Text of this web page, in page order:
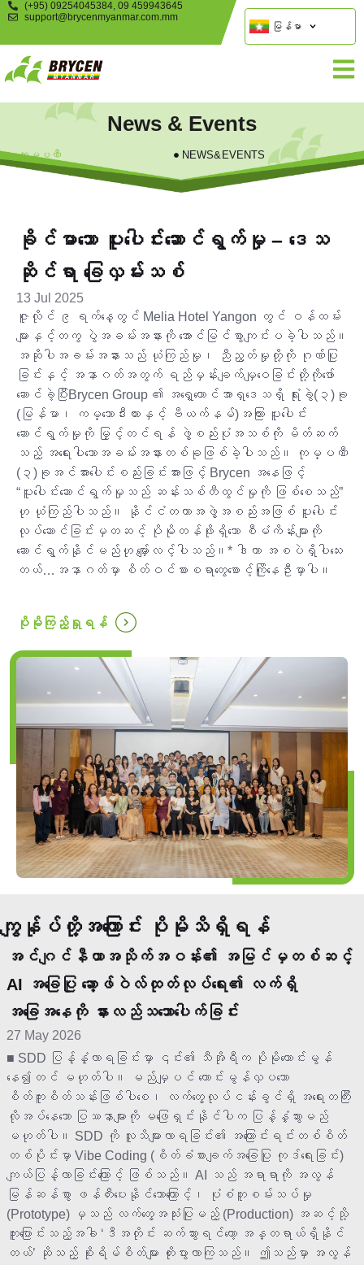
(+95) 09254045384, 09 459943645
support@brycenmyanmar.com.mm
မြန်မာ
News & Events
ကုမ္ပဏီ NEWS&EVENTS
ခိုင်မာသော ပူးပေါင်းဆောင်ရွက်မှု – ဒေသ
ဆိုင်ရာ ခြေလှမ်းသစ်
13 Jul 2025
ဇူလိုင် ၉ ရက်နေ့တွင် Melia Hotel Yangon တွင် ဝန်ထမ်း
များနှင့်တကွ ပွဲအခမ်းအနားကို အောင်မြင်စွာကျင်းပခဲ့ပါသည်။
အဆိုပါအခမ်းအနားသည် ယုံကြည်မှု၊ ညီညွတ်မှုတို့ကို ဂုဏ်ပြု
ခြင်းနှင့် အနာဂတ်အတွက် ရည်မှန်းချက်မျှဝေခြင်းတို့ကိုဖော်
ဆောင်ခဲ့ပြီးBrycen Group ၏ အရှေ့တောင်အာရှဒေသရှိ ရုံးခွဲ(၃)ခု
(မြန်မာ၊ ကမ္ဘောဒီးယားနှင့် ဗီယက်နမ်)အကြား ပူးပေါင်း
ဆောင်ရွက်မှုကို မြှင့်တင်ရန် ဖွဲ့စည်းပုံအသစ်ကို မိတ်ဆက်
သည့် အရေးပါသောအခမ်းအနားတစ်ခုဖြစ်ခဲ့ပါသည်။ ကုမ္ပဏီ
(၃)ခုအင်အားပေါင်းစည်းခြင်းအားဖြင့် Brycen အနေဖြင့်
“ပူးပေါင်းဆောင်ရွက်မှုသည် ဆန်းသစ်တီထွင်မှုကို ဖြစ်စေသည်”
ဟု ယုံကြည်ပါသည်။ နိုင်ငံတကာအဖွဲ့အစည်းအဖြစ် ပူးပေါင်း
လုပ်ဆောင်ခြင်းမှတဆင့် ပိုမိုတန်ဖိုးရှိသော စီမံကိန်းများကို
ဆောင်ရွက်နိုင်မည်ဟု မျှော်လင့်ပါသည်။* ဒါဟာ အစပဲရှိပါသေး
တယ်…အနာဂတ်မှာ စိတ်ဝင်စားစရာတွေစောင့်ကြိုနေဦးမှာပါ။
ပိုမိုကြည့်ရှုရန်
ကျွန်ုပ်တို့အကြောင်း ပိုမိုသိရှိရန်
အင်ဂျင်နီယာအသိုက်အဝန်း၏ အမြင်မှတစ်ဆင့်
AI အခြေပြု ဆော့ဖ်ဝဲလ်ထုတ်လုပ်ရေး၏ လက်ရှိ
အခြေအနေကို နားလည်သဘောပေါက်ခြင်း
27 May 2026
■ SDD ပြန့်နှံ့လာရခြင်းမှာ ၎င်း၏ သီအိုရီက ပိုမိုကောင်းမွန်
နေ၍တင် မဟုတ်ပါ။ မည်မျှပင် ကောင်းမွန်လှပသော
စိတ်ကူးစိတ်သန်းဖြစ်ပါစေ၊ လက်တွေ့လုပ်ငန်းခွင်ရှိ အရေးတကြီး
လိုအပ်နေသော ပြဿနာများကို မဖြေရှင်းနိုင်ပါက ပြန့်နှံ့သွားမည်
မဟုတ်ပါ။ SDD ကို လူသိများလာရခြင်း၏ အကြောင်းရင်းတစ်စိတ်
တစ်ပိုင်းမှာ Vibe Coding (စိတ်ခံစားချက်အခြေပြု ကုဒ်ရေးခြင်း)
ကျယ်ပြန့်လာခြင်းကြောင့် ဖြစ်သည်။ AI သည် အရာရာကို အလွန်
မြန်ဆန်စွာ ဖန်တီးပေးနိုင်သောကြောင့်၊ ပုံစံတူစမ်းသပ်မှု
(Prototype) မှသည် လက်တွေ့အသုံးပြုမည့် (Production) အဆင့်သို့
ကူးပြောင်းသည့်အခါ ‘ဒီအတိုင်း ဆက်သွားရင်တော့ အန္တရာယ်ရှိနိုင်
တယ်’ ဆိုသည့် စိုးရိမ်စိတ်များ တိုးပွားလာကြသည်။ ဤသည်မှာ အလွန်